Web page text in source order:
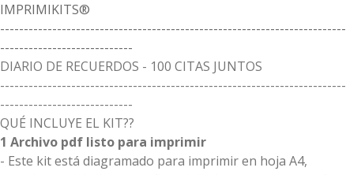
IMPRIMIKITS®
-------------------------------------------------------------------------
----------------------------
DIARIO DE RECUERDOS - 100 CITAS JUNTOS
-------------------------------------------------------------------------
----------------------------
QUÉ INCLUYE EL KIT??
1 Archivo pdf listo para imprimir
- Este kit está diagramado para imprimir en hoja A4,